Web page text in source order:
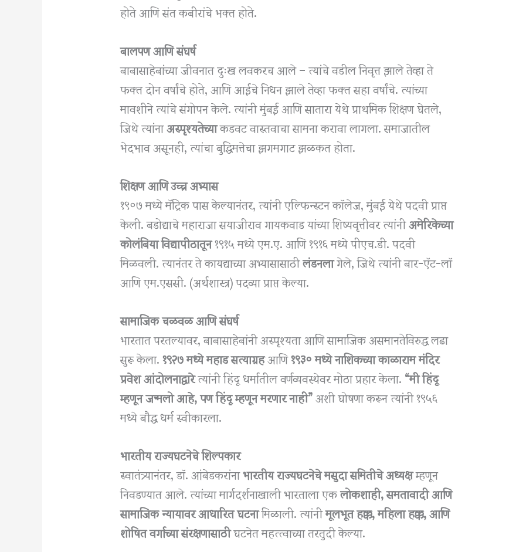
होते आणि संत कबीरांचे भक्त होते.
बालपण आणि संघर्ष
बाबासाहेबांच्या जीवनात दुःख लवकरच आले – त्यांचे वडील निवृत्त झाले तेव्हा ते
फक्त दोन वर्षांचे होते, आणि आईचे निधन झाले तेव्हा फक्त सहा वर्षांचे. त्यांच्या
मावशीने त्यांचे संगोपन केले. त्यांनी मुंबई आणि सातारा येथे प्राथमिक शिक्षण घेतले,
जिथे त्यांनाअस्पृश्यतेच्याकडवट वास्तवाचा सामना करावा लागला. समाजातील
भेदभाव असूनही, त्यांचा बुद्धिमत्तेचा झगमगाट झळकत होता.
शिक्षण आणि उच्च अभ्यास
१९०७ मध्ये मॅट्रिक पास केल्यानंतर, त्यांनी एल्फिन्स्टन कॉलेज, मुंबई येथे पदवी प्राप्त
केली. बडोद्याचे महाराजा सयाजीराव गायकवाड यांच्या शिष्यवृत्तीवर त्यांनीअमेरिकेच्या
कोलंबिया विद्यापीठातून१९१५ मध्ये एम.ए. आणि १९१६ मध्ये पीएच.डी. पदवी
मिळवली. त्यानंतर ते कायद्याच्या अभ्यासासाठीलंडनलागेले, जिथे त्यांनी बार-ऍट-लॉ
आणि एम.एससी. (अर्थशास्त्र) पदव्या प्राप्त केल्या.
सामाजिक चळवळ आणि संघर्ष
भारतात परतल्यावर, बाबासाहेबांनी अस्पृश्यता आणि सामाजिक असमानतेविरुद्ध लढा
सुरू केला.१९२७ मध्ये महाड सत्याग्रहआणि१९३० मध्ये नाशिकच्या काळाराम मंदिर
प्रवेश आंदोलनाद्वारेत्यांनी हिंदू धर्मातील वर्णव्यवस्थेवर मोठा प्रहार केला.“मी हिंदू
म्हणून जन्मलो आहे, पण हिंदू म्हणून मरणार नाही”अशी घोषणा करून त्यांनी १९५६
मध्ये बौद्ध धर्म स्वीकारला.
भारतीय राज्यघटनेचे शिल्पकार
स्वातंत्र्यानंतर, डॉ. आंबेडकरांनाभारतीय राज्यघटनेचे मसुदा समितीचे अध्यक्षम्हणून
निवडण्यात आले. त्यांच्या मार्गदर्शनाखाली भारताला एकलोकशाही, समतावादी आणि
सामाजिक न्यायावर आधारित घटनामिळाली. त्यांनीमूलभूत हक्क, महिला हक्क, आणि
शोषित वर्गाच्या संरक्षणासाठीघटनेत महत्त्वाच्या तरतुदी केल्या.